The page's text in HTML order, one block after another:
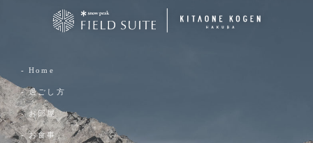
- Home
- 過ごし方
- お部屋
- お食事